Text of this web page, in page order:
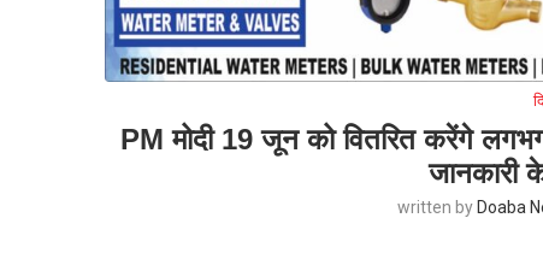
PM मोदी 19 जून को वितरित करेंगे
जानकारी
written by Doaba